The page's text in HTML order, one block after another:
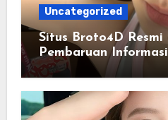
Uncategorized
Situs Broto4D Resmi
Pembaruan
Mudah Diikuti